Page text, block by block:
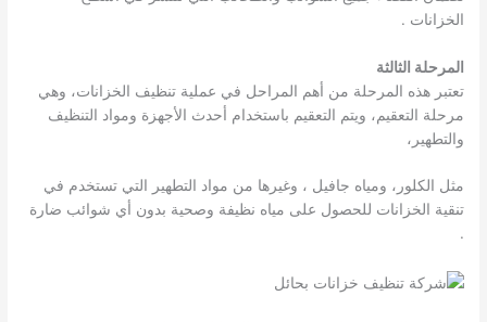
الخزانات .
المرحلة الثالثة
تعتبر هذه المرحلة من أهم المراحل في عملية تنظيف الخزانات، وهي
مرحلة التعقيم، ويتم التعقيم باستخدام أحدث الأجهزة ومواد التنظيف
والتطهير،
مثل الكلور، ومياه جافيل ، وغيرها من مواد التطهير التي تستخدم في
تنقية الخزانات للحصول على مياه نظيفة وصحية بدون أي شوائب ضارة
.